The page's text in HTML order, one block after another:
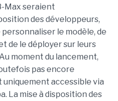
Max seraient
des développeurs,
le modèle, de
de le déployer sur leurs
moment du lancement,
pas encore
accessible via
La mise à disposition des